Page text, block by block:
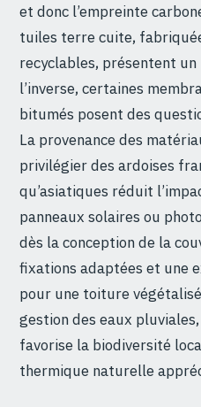
et donc l’empreinte
tuiles terre cuite,
recyclables, présentent
l’inverse, certaines
bitumés posent des
La provenance des
privilégier des ardoises
qu’asiatiques réduit
panneaux solaires ou
dès la conception de la
fixations adaptées et une
pour une toiture
gestion des eaux
favorise la biodiversité
thermique naturelle